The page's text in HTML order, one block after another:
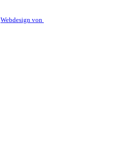
Webdesign von